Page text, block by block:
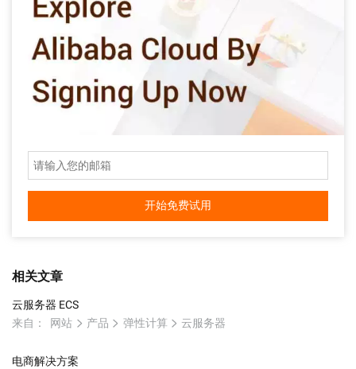
开始免费试用
相关文章
云服务器 ECS
来自：
网站 产品 弹性计算 云服务器
电商解决方案